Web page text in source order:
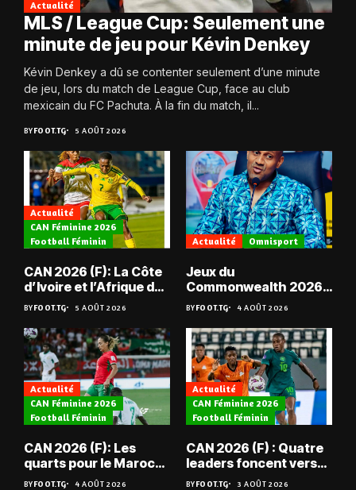
Actualité
MLS / League Cup: Seulement une
minute de jeu pour Kévin Denkey
Kévin Denkey a dû se contenter seulement d’une minute
de jeu, lors du match de League Cup, face au club
mexicain du FC Pachuta. À la fin du match, il...
BYFOOT.TG 5 AOÛT 2026
Actualité
CAN Féminine 2026
Football Féminin
CAN 2026 (F): La Côte
d’Ivoire et l’Afrique du
Sud en quarts
BYFOOT.TG 5 AOÛT 2026
Actualité Omnisport
Jeux du
Commonwealth 2026 :
« Les médailles ne
tombent pas du ciel »,
Benjamin Boukpeti
BYFOOT.TG 4 AOÛT 2026
Actualité
CAN Féminine 2026
Football Féminin
CAN 2026 (F): Les
quarts pour le Maroc
et l’Algérie
BYFOOT.TG 4 AOÛT 2026
Actualité
CAN Féminine 2026
Football Féminin
CAN 2026 (F) : Quatre
leaders foncent vers
les quarts
BYFOOT.TG 3 AOÛT 2026